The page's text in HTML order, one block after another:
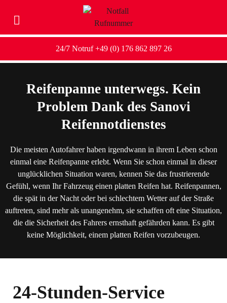
24/7 Notruf +49 (0) 176 862 897 26
Reifenpanne unterwegs. Kein
Problem Dank des Sanovi
Reifennotdienstes
Die meisten Autofahrer haben irgendwann in ihrem Leben schon
einmal eine Reifenpanne erlebt. Wenn Sie schon einmal in dieser
unglücklichen Situation waren, kennen Sie das frustrierende
Gefühl, wenn Ihr Fahrzeug einen platten Reifen hat. Reifenpannen,
die spät in der Nacht oder bei schlechtem Wetter auf der Straße
auftreten, sind mehr als unangenehm, sie schaffen oft eine Situation,
die die Sicherheit des Fahrers ernsthaft gefährden kann. Es gibt
keine Möglichkeit, einem platten Reifen vorzubeugen.
24-Stunden-Service